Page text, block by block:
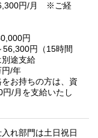
円/月 ※ご経
円
56,300円（15時間
途支給
/年
お持ちの方は、資
/月を支給いたし
れ部門は土日祝日